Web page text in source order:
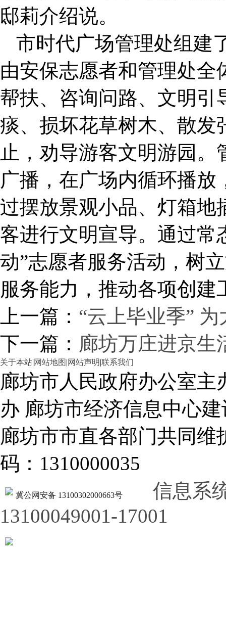
邸莉介绍说。
市时代广场管理处组建
由安保志愿者和管理处
帮扶、咨询问路、文明引
痰、损坏花草树木、散发
止，劝导游客文明游园
广播，在广场内循环播放
过摆放景观小品、灯箱地
客进行文明宣导。通过常
动”志愿者服务活动，树
服务能力，推动各项创建
上一篇： “云上毕业季”
下一篇： 廊坊万庄进京生
关于本站|网站地图 |网站声明|联系我们
廊坊市人民政府办公室
办 廊坊市经济信息中心建
廊坊市市直各部门共同
码：1310000035
冀公网安备 13100302000663号
信息系
13100049001-17001